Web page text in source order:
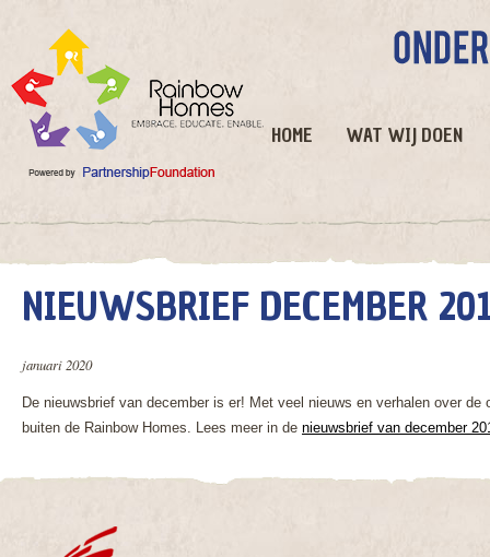
HOME WAT WIJ DOEN
NIEUWSBRIEF DECEMBER
januari 2020
De nieuwsbrief van december is er! Met veel nieuws en verhalen over de
buiten de Rainbow Homes. Lees meer in de nieuwsbrief van december